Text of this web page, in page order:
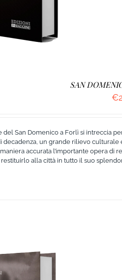
SAN
€
San Domenico a Forlì si intreccia
un grande rilievo
accurata l’importante opera di
alla città in tutto il suo